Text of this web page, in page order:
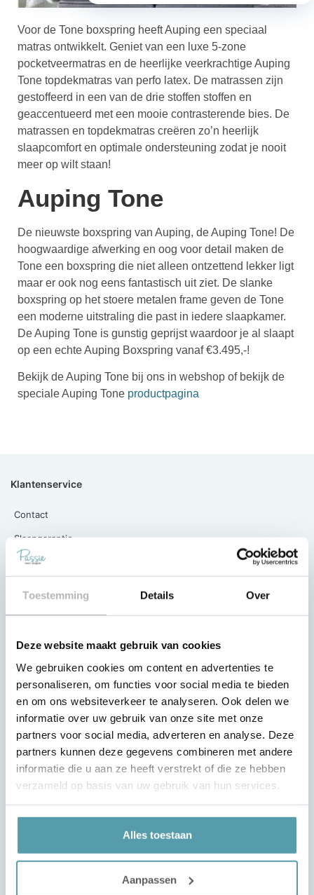
Toestemming Details Over
Deze website maakt gebruik van cookies
We gebruiken cookies om content en advertenties te
personaliseren, om functies voor social media te bieden
en om ons websiteverkeer te analyseren. Ook delen we
informatie over uw gebruik van onze site met onze
partners voor social media, adverteren en analyse. Deze
partners kunnen deze gegevens combineren met andere
informatie die u aan ze heeft verstrekt of die ze hebben
verzameld op basis van uw gebruik van hun services.
Alles toestaan
Aanpassen
Voor de Tone boxspring heeft Auping een speciaal
matras ontwikkelt. Geniet van een luxe 5-zone
pocketveermatras en de heerlijke veerkrachtige Auping
Tone topdekmatras van perfo latex. De matrassen zijn
gestoffeerd in een van de drie stoffen stoffen en
geaccentueerd met een mooie contrasterende bies. De
matrassen en topdekmatras creëren zo’n heerlijk
slaapcomfort en optimale ondersteuning zodat je nooit
meer op wilt staan!
Auping Tone
De nieuwste boxspring van Auping, de Auping Tone! De
hoogwaardige afwerking en oog voor detail maken de
Tone een boxspring die niet alleen ontzettend lekker ligt
maar er ook nog eens fantastisch uit ziet. De slanke
boxspring op het stoere metalen frame geven de Tone
een moderne uitstraling die past in iedere slaapkamer.
De Auping Tone is gunstig geprijst waardoor je al slaapt
op een echte Auping Boxspring vanaf €3.495,-!
Bekijk de Auping Tone bij ons in webshop of bekijk de
speciale Auping Tone productpagina
Klantenservice
Contact
Slaapgarantie
Betaling van de aankoop
Passie voor Slapen
Projecten
Werken bij Passie voor Slapen
Over ons
Algemene Voorwaarden
Privacy Verklaring
Onze winkels
Winkel Alphen aan den Rijn